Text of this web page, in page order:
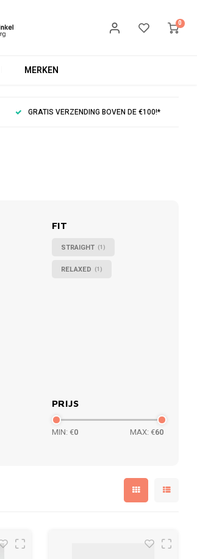
0
MERKEN
GRATIS VERZENDING BOVEN DE €100!*
FIT
STRAIGHT (1)
RELAXED (1)
PRIJS
MIN: €0 MAX: €60